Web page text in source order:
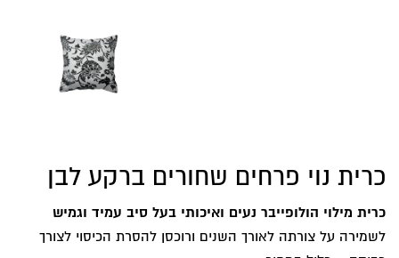
כרית נוי פרחים שחורים ברקע לבן
כרית מילוי הולופייבר נעים ואיכותי בעל סיב עמיד וגמיש
לשמירה על צורתה לאורך השנים ורוכסן להסרת הכיסוי לצורך